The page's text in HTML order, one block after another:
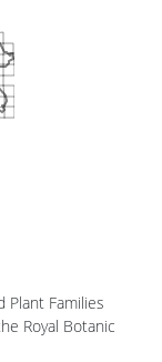
Plant Families
Royal Botanic